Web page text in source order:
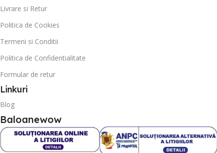
Livrare si Retur
Politica de Cookies
Termeni si Conditii
Politica de Confidentialitate
Formular de retur
Linkuri
Blog
Baloanewow